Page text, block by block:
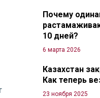
Почему
10 дней?
6 марта 2026
Казахстан
Как теперь
23 ноября 2025